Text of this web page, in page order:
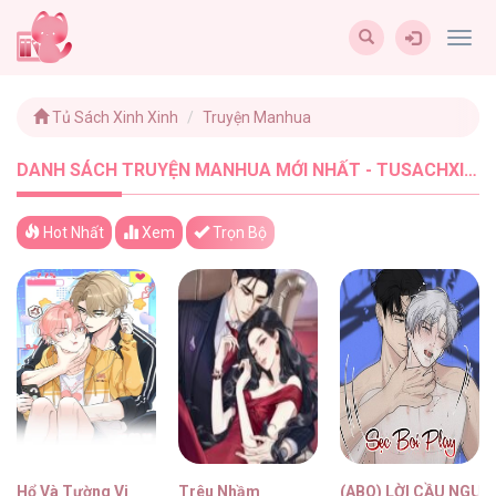
Tủ Sách Xinh Xinh Truyện Manhua
DANH SÁCH TRUYỆN MANHUA MỚI NHẤT - TUSACHXINHXINH (211)
Hot Nhất Xem Trọn Bộ
Hổ Và Tường Vi Trêu Nhầm (ABO) LỜI CẦU